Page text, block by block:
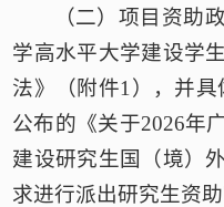
（二） 项目资助
学高水平大学建设学
法》
（附件1 ） ，并具
公布的《关于2026年
建设研究生国（境）
求进行派出研究生资